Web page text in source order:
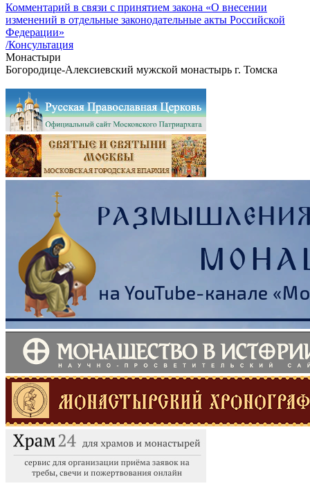
Комментарий в связи с принятием закона «О внесении
изменений в отдельные законодательные акты Российской
Федерации»
/Консультация
Монастыри
Алексиевский мужской монастырь г. Томска